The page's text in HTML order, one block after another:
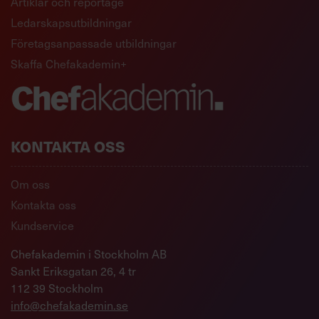
Ledarskapsutbildningar
Företagsanpassade utbildningar
Skaffa Chefakademin+
KONTAKTA OSS
Om oss
Kontakta oss
Kundservice
Chefakademin i Stockholm AB
Sankt Eriksgatan 26, 4 tr
112 39 Stockholm
info@chefakademin.se